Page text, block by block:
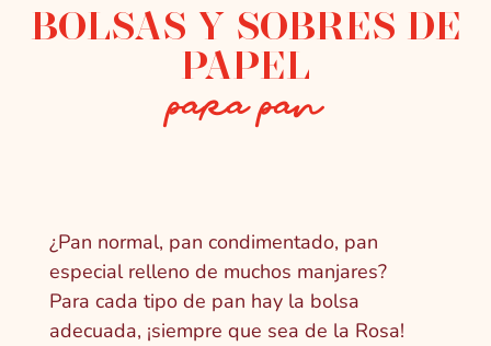
BOLSAS Y SOBRES DE
PAPEL
para pan
¿Pan normal, pan condimentado, pan
especial relleno de muchos manjares?
Para cada tipo de pan hay la bolsa
adecuada, ¡siempre que sea de la Rosa!